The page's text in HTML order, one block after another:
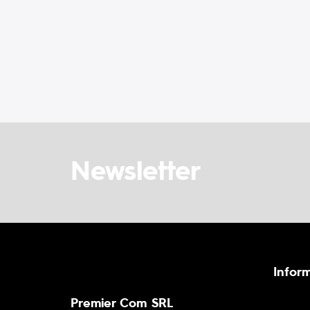
Newsletter
Premier Com SRL